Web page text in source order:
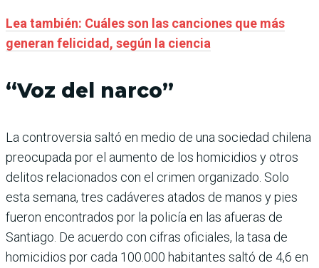
Lea también: Cuáles son las canciones que más
generan felicidad, según la ciencia
“Voz del narco”
La controversia saltó en medio de una sociedad chilena
preocupada por el aumento de los homicidios y otros
delitos relacionados con el crimen organizado. Solo
esta semana, tres cadáveres atados de manos y pies
fueron encontrados por la policía en las afueras de
Santiago. De acuerdo con cifras oficiales, la tasa de
homicidios por cada 100.000 habitantes saltó de 4,6 en